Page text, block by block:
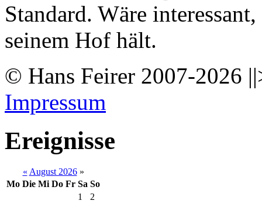
Standard. Wäre
seinem Hof hält.
© Hans Feirer 2007-2026
Impressum
Ereignisse
« August 2026 »
Mo Die Mi Do Fr Sa So
1
2